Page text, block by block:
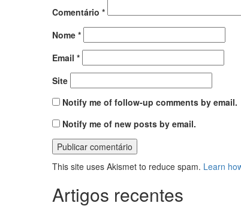
Comentário *
Nome *
Email *
Site
Notify me of follow-up comments by email.
Notify me of new posts by email.
This site uses Akismet to reduce spam. Learn
Artigos recentes